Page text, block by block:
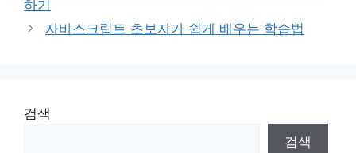
하기
자바스크립트 초보자가 쉽게 배우는 학습법
검색
검색